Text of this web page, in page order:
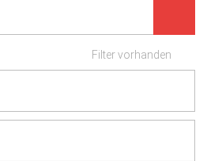
Filter vorhanden